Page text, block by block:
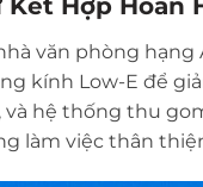
Kết Hợp Hoàn
văn phòng
kính Low-E để
hệ thống thu
làm việc thân